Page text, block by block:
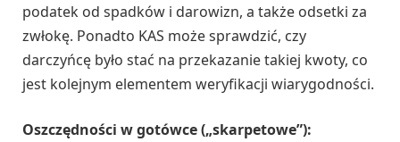
podatek od spadków i darowizn, a także odsetki za
zwłokę. Ponadto KAS może sprawdzić, czy
darczyńcę było stać na przekazanie takiej kwoty, co
jest kolejnym elementem weryfikacji wiarygodności.
Oszczędności w gotówce („skarpetowe”):